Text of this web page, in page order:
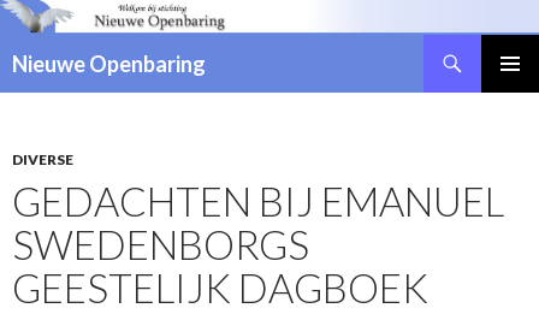
Nieuwe Openbaring
SPRINGEN
DIVERSE
GEDACHTEN BIJ EMANUEL
SWEDENBORGS
GEESTELIJK DAGBOEK